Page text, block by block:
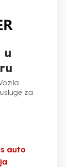
u
za
auto